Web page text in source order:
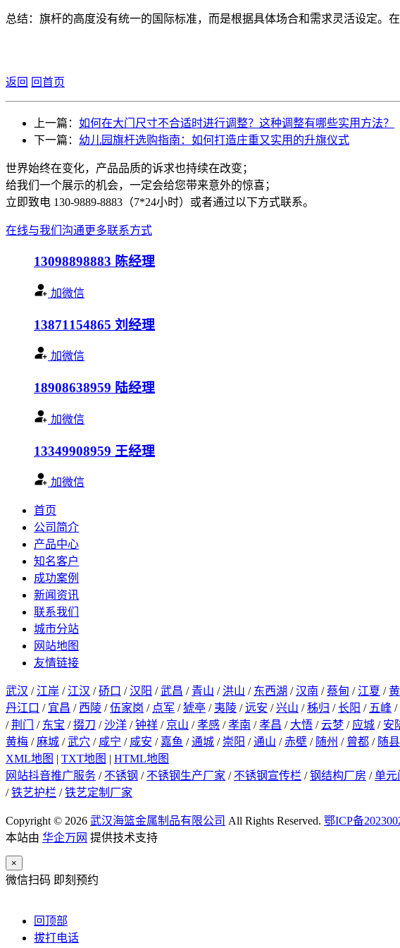
总结‌：旗杆的高度没有统一的国际标准，而是根据具体场合和需求灵活设定。
返回 回首页
上一篇： 如何在大门尺寸不合适时进行调整？这种调整有哪些实用方法？
下一篇： 幼儿园旗杆选购指南：如何打造庄重又实用的升旗仪式
世界始终在变化，产品品质的诉求也持续在改变；
给我们一个展示的机会，一定会给您带来意外的惊喜；
立即致电 130-9889-8883（7*24小时）或者通过以下方式联系。
在线与我们沟通更多联系方式
13098898883 陈经理
加微信
13871154865 刘经理
加微信
18908638959 陆经理
加微信
13349908959 王经理
加微信
首页
公司简介
产品中心
知名客户
成功案例
新闻资讯
联系我们
城市分站
网站地图
友情链接
武汉 / 江岸 / 江汉 /硚口 /汉阳 /武昌 / 青山 / 洪山 / 东西湖 /汉南 /蔡甸 / 江夏 /
丹江口 / 宜昌 / 西陵 /伍家岗 / 点军 /猇亭 / 夷陵 /远安 /兴山 /秭归 /长阳 / 五峰 /
/荆门 / 东宝 /掇刀 /沙洋 /钟祥 / 京山 /孝感 /孝南 /孝昌 / 大悟 /云梦 / 应城 / 安
黄梅 / 麻城 /武穴 / 咸宁 / 咸安 / 嘉鱼 /通城 / 崇阳 /通山 /赤壁 / 随州 / 曾都 / 随县
XML地图 | TXT地图 | HTML地图
网站抖音推广服务 / 不锈钢 / 不锈钢生产厂家 / 不锈钢宣传栏 /钢结构厂房 /单元
/铁艺护栏 /铁艺定制厂家
Copyright © 2026 武汉海篮金属制品有限公司 All Rights Reserved. 鄂ICP备
本站由 华企万网 提供技术支持
×
微信扫码 即刻预约
回顶部
拔打电话